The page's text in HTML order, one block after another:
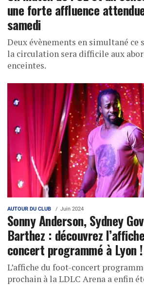
une forte affluence
samedi
Deux évènements en simultané ce
la circulation sera difficile aux
enceintes.
AUTOUR DU CLUB Juin 2024
Sonny Anderson, Sydney
Barthez : découvrez
concert programmé à Lyon !
L’affiche du foot-concert
prochain à la LDLC Arena a enfin